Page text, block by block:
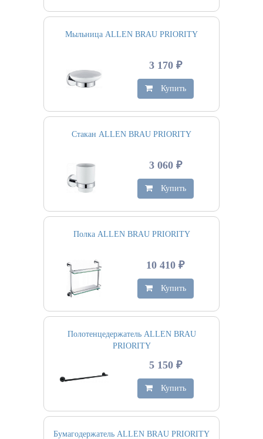
Мыльница ALLEN BRAU PRIORITY
3 170 ₽
Купить
Стакан ALLEN BRAU PRIORITY
3 060 ₽
Купить
Полка ALLEN BRAU PRIORITY
10 410 ₽
Купить
Полотенцедержатель ALLEN BRAU
PRIORITY
5 150 ₽
Купить
Бумагодержатель ALLEN BRAU PRIORITY